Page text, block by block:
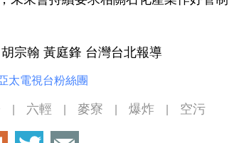
宗翰 黃庭鋒 台灣台北報導
太電視台粉絲團
六輕 麥寮 爆炸 空污